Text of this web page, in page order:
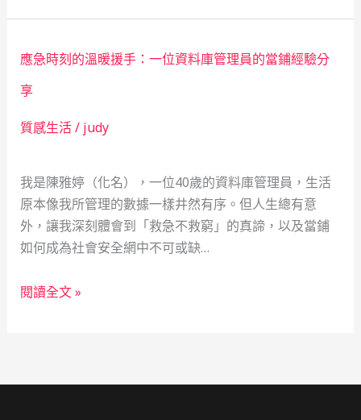
事
救
的
溫
之
——
一
位
模
具
術
實
應急時刻的溫暖援手：一位資料庫管理員的當鋪經驗分
享
質感生活/ judy
我是陳雅婷（化名），一位40歲的資料庫管理員，生活
原本像我所管理的數據一樣井然有序。但人生總有意
外，讓我深刻體會到「救急不救窮」的真諦，以及當鋪
如何成為社會安全網中不可或缺…
應
閱讀全文 »